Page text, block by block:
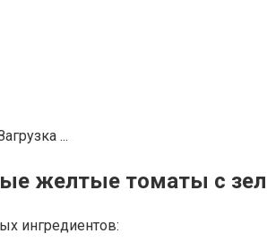
...
желтые томаты с
ингредиентов: